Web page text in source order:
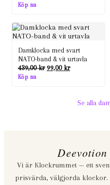
439,00 kr.99,00 kr.
Köp nu
Damklocka med svart
NATO-band & vit urtavla
439,00kr Det
99,00 krDet
Köp nu
Se alla
Deevotion
Vi är Klockrummet — ett
prisvärda, välgjorda